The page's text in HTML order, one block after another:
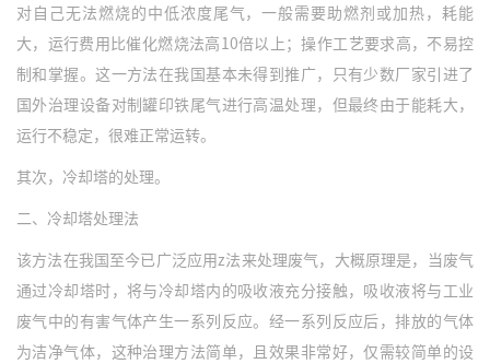
对自己无法燃烧的中低浓度尾气，一般需要助燃剂或加热，耗能
大，运行费用比催化燃烧法高10倍以上；操作工艺要求高，不易控
制和掌握。这一方法在我国基本未得到推广，只有少数厂家引进了
国外治理设备对制罐印铁尾气进行高温处理，但最终由于能耗大，
运行不稳定，很难正常运转。
其次，冷却塔的处理。
二、冷却塔处理法
该方法在我国至今已广泛应用z法来处理废气，大概原理是，当废气
通过冷却塔时，将与冷却塔内的吸收液充分接触，吸收液将与工业
废气中的有害气体产生一系列反应。经一系列反应后，排放的气体
为洁净气体，这种治理方法简单，且效果非常好，仅需较简单的设